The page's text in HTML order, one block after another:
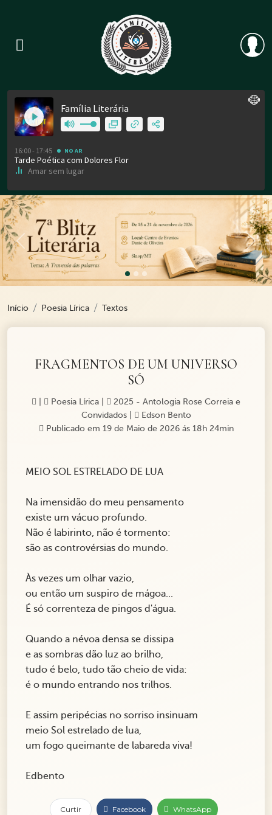
Previous
Início Poesia Lírica Textos
FRAGMENTOS DE UM UNIVERSO
SÓ
Poesia Lírica
2025 - Antologia Rose Correia e
Convidados|
Edson Bento
Publicado em 19 de Maio de 2026 ás 18h 24min
MEIO SOL ESTRELADO DE LUA
Na imensidão do meu pensamento
existe um vácuo profundo.
Não é labirinto, não é tormento:
são as controvérsias do mundo.
Às vezes um olhar vazio,
ou então um suspiro de mágoa...
É só correnteza de pingos d'água.
Quando a névoa densa se dissipa
e as sombras dão luz ao brilho,
tudo é belo, tudo tão cheio de vida:
é o mundo entrando nos trilhos.
E assim peripécias no sorriso insinuam
meio Sol estrelado de lua,
um fogo queimante de labareda viva!
Edbento
Curtir Facebook WhatsApp